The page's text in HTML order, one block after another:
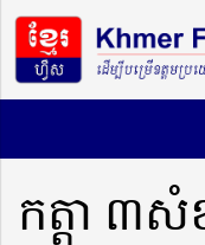
កត្តា ៣សំ